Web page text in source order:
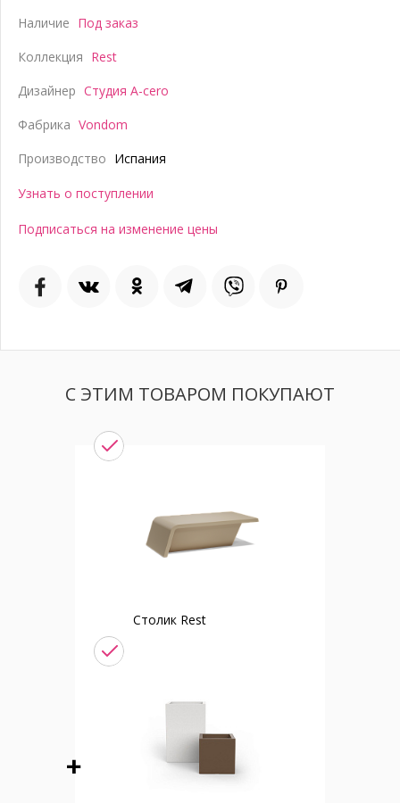
Наличие Под заказ
Коллекция Rest
Дизайнер Студия A-cero
Фабрика Vondom
Производство Испания
Узнать о поступлении
Подписаться на изменение цены
С ЭТИМ ТОВАРОМ ПОКУПАЮТ
Столик Rest